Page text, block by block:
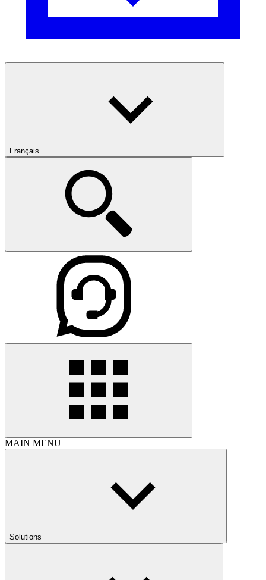
Français
MAIN MENU
Solutions